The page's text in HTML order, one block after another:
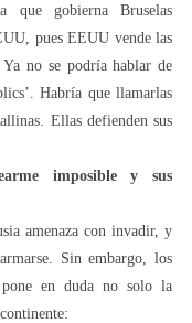
que gobierna Bruselas
pues EEUU vende las
no se podría hablar de
Habría que llamarlas
Ellas defienden sus
imposible y sus
amenaza con invadir, y
Sin embargo, los
pone en duda no solo la